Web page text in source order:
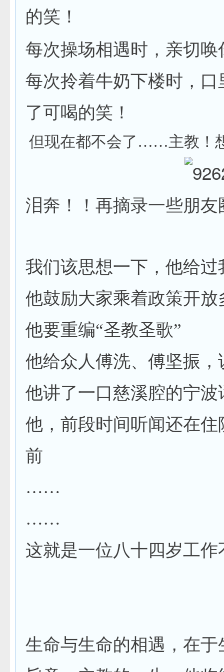
的笑！
每次操场相遇时，亲切唤
每次拎着牛奶下楼时，
了可喝的笑！
但现在都不会了……主教！
泪奔！！再摘录一些朋
我们该思想一下，他给
他鼓励大家乘着政策开
他要重编“圣教圣歌”
他给众人傅洗、傅坚振
他讲了一口慈溪腔的宁波
他，前段时间听闻还在
前
……
……
这就是一位八十四岁工作
生命与生命的相遇，在